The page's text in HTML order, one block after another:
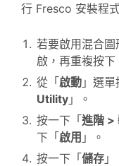
行 Fresco 安裝程
若要啟用混合
啟，再重複按下
從「啟動 」選單
Utility 」。
按一下「進階 >
下「啟用 」。
按一下「儲存